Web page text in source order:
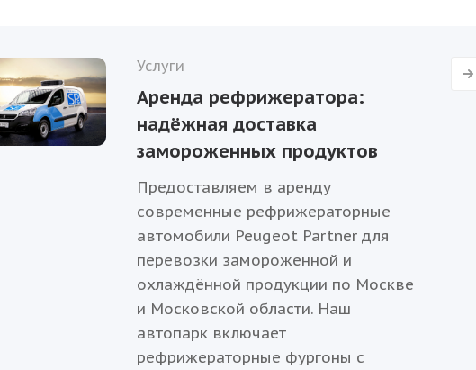
Услуги
Аренда рефрижератора:
надёжная доставка
замороженных продуктов
Предоставляем в аренду
современные рефрижераторные
автомобили Peugeot Partner для
перевозки замороженной и
охлаждённой продукции по Москве
и Московской области. Наш
автопарк включает
рефрижераторные фургоны с